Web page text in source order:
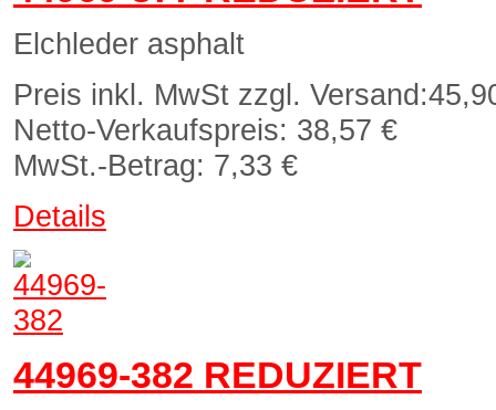
Elchleder asphalt
Preis inkl. MwSt zzgl. Versand:
Netto-Verkaufspreis: 38,57 €
MwSt.-Betrag: 7,33 €
Details
44969-382 REDUZIERT